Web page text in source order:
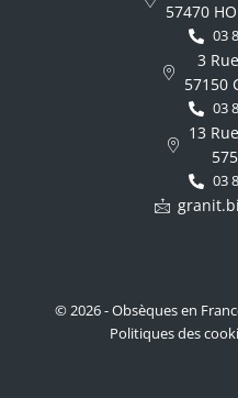
57470
03
3
57150
03
13
03
© 2026 - Obsèques en
Politiques des